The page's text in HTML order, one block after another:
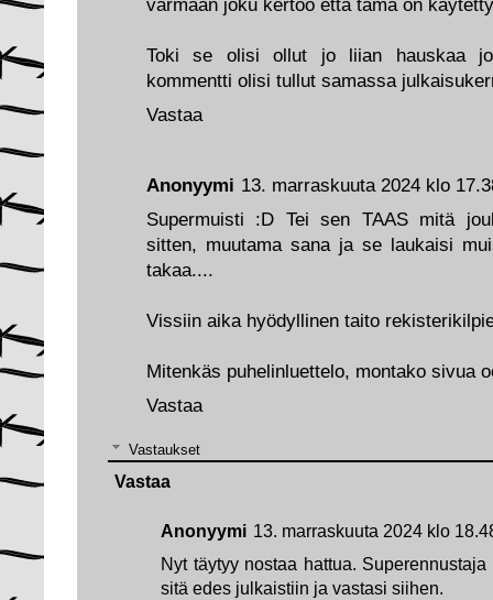
Anonyymi 13. marraskuuta 2024 klo
Supermuisti :D Tei sen TAAS mitä
sitten, muutama sana ja se laukaisi
takaa....
Vissiin aika hyödyllinen taito
Mitenkäs puhelinluettelo, montako sivua
Vastaa
Vastaukset
Anonyymi 13. marraskuuta 2024 klo
Nyt täytyy nostaa hattua.
sitä edes julkaistiin ja vastasi siihen.
Vastaa
varmaan joku kertoo että tämä on
Toki se olisi ollut jo liian hauskaa
kommentti olisi tullut samassa
Vastaa